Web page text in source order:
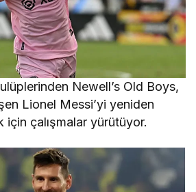
Newell’s Old Boys,
Lionel Messi’yi yeniden
için çalışmalar yürütüyor.